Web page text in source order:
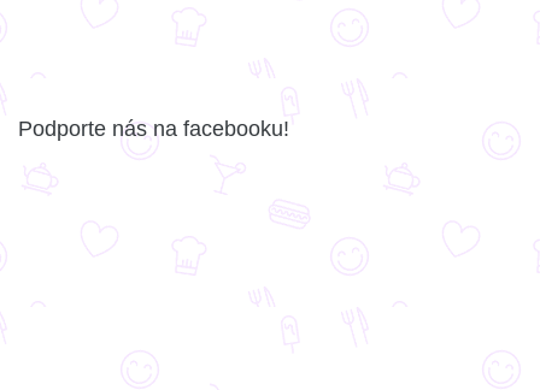
Podporte nás na facebooku!